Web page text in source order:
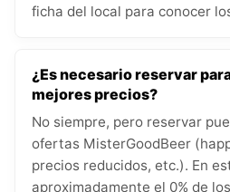
ficha del local para conocer
¿Es necesario reservar
mejores precios?
No siempre, pero reservar
ofertas MisterGoodBeer
precios reducidos, etc.). En
aproximadamente el 0% de